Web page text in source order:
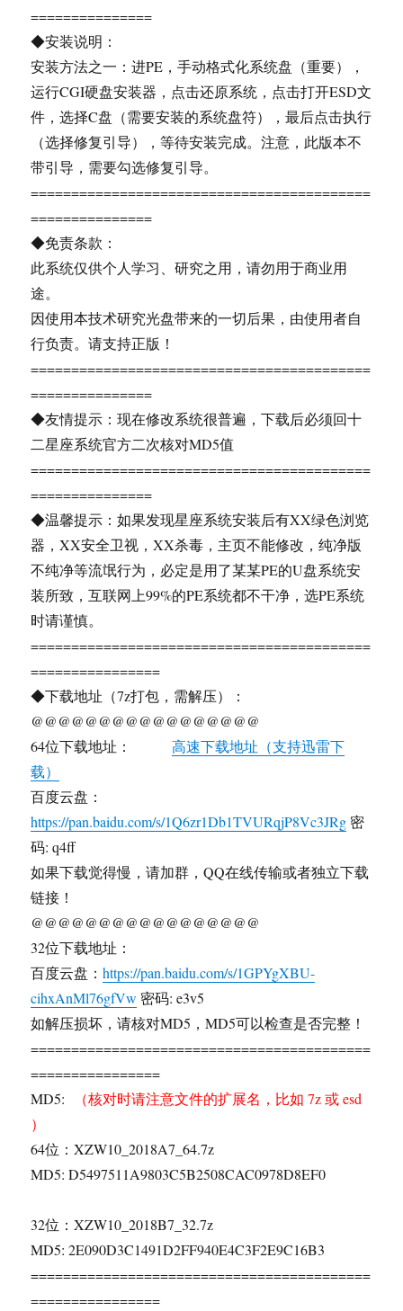
===============
◆安装说明：
安装方法之一：进PE，手动格式化系统盘（重要），
运行CGI硬盘安装器，点击还原系统，点击打开ESD文
件，选择C盘（需要安装的系统盘符），最后点击执行
（选择修复引导），等待安装完成。注意，此版本不
带引导，需要勾选修复引导。
==========================================
===============
◆免责条款：
此系统仅供个人学习、研究之用，请勿用于商业用
途。
因使用本技术研究光盘带来的一切后果，由使用者自
行负责。请支持正版！
==========================================
===============
◆友情提示：现在修改系统很普遍，下载后必须回十
二星座系统官方二次核对MD5值
==========================================
===============
◆温馨提示：如果发现星座系统安装后有XX绿色浏览
器，XX安全卫视，XX杀毒，主页不能修改，纯净版
不纯净等流氓行为，必定是用了某某PE的U盘系统安
装所致，互联网上99%的PE系统都不干净，选PE系统
时请谨慎。
==========================================
================
◆下载地址（7z打包，需解压）：
@@@@@@@@@@@@@@@@@
64位下载地址：高速下载地址（支持迅雷下
载）
百度云盘：
https://pan.baidu.com/s/1Q6zr1Db1TVURqjP8Vc3JRg 密
码: q4ff
如果下载觉得慢，请加群，QQ在线传输或者独立下载
链接！
@@@@@@@@@@@@@@@@@
32位下载地址：
百度云盘：https://pan.baidu.com/s/1GPYgXBU-
cihxAnMl76gfVw 密码: e3v5
如解压损坏，请核对MD5，MD5可以检查是否完整！
==========================================
================
MD5:
（核对时请注意文件的扩展名，比如 7z 或 esd
）
64位：XZW10_2018A7_64.7z
MD5: D5497511A9803C5B2508CAC0978D8EF0
32位：XZW10_2018B7_32.7z
MD5: 2E090D3C1491D2FF940E4C3F2E9C16B3
==========================================
================